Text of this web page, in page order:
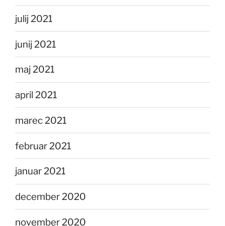
julij 2021
junij 2021
maj 2021
april 2021
marec 2021
februar 2021
januar 2021
december 2020
november 2020